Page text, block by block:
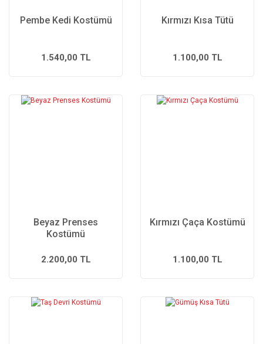
Pembe Kedi Kostümü
1.540,00 TL
Kırmızı Kısa Tütü
1.100,00 TL
Beyaz Prenses
Kostümü
2.200,00 TL
Kırmızı Çaça Kostümü
1.100,00 TL